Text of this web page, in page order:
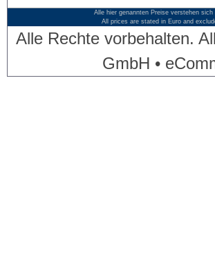
Alle hier genannten Preise verstehen
All prices are stated in Euro and
Alle Rechte vorbehalten.
GmbH •